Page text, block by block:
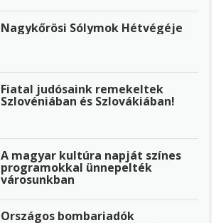
Nagykőrösi Sólymok Hétvégéje
Fiatal judósaink remekeltek
Szlovéniában és Szlovákiában!
A magyar kultúra napját színes
programokkal ünnepelték
városunkban
Országos bombariadók